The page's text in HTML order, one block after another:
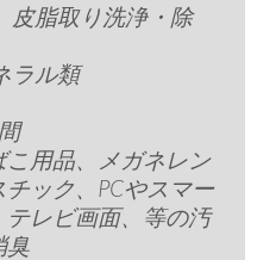
皮脂取り洗浄・除
ラル類
こ用品、メガネレン
ック、PCやスマー
テレビ画面、等の汚
臭